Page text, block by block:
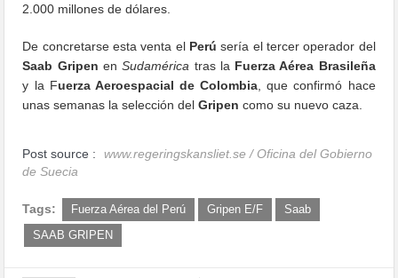
2.000 millones de dólares.
De concretarse esta venta el Perú sería el tercer operador del
Saab Gripen enSudamérica tras la Fuerza Aérea Brasileña
y la Fuerza Aeroespacial de Colombia , que confirmó hace
unas semanas la selección delGripen como su nuevo caza.
Post source :
www.regeringskansliet.se / Oficina del Gobierno
de Suecia
Tags: Fuerza Aérea del Perú Gripen E/F
Saab
SAAB GRIPEN